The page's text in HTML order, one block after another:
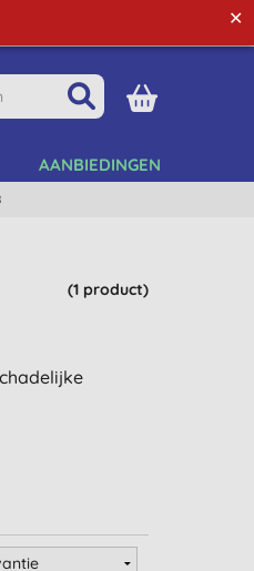
✕
AANBIEDINGEN
(1 product)